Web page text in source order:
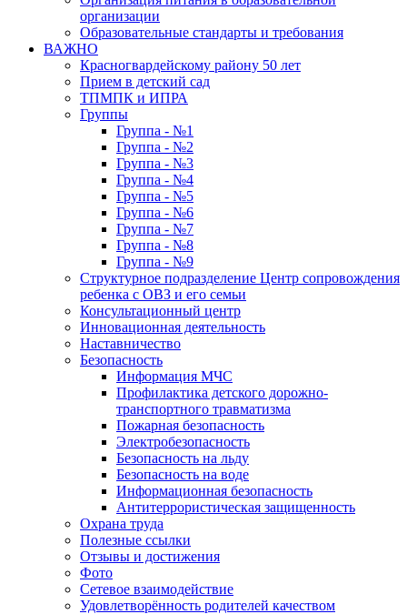
организации
Образовательные стандарты и требования
ВАЖНО
Красногвардейскому району 50 лет
Прием в детский сад
ТПМПК и ИПРА
Группы
Группа - №1
Группа - №2
Группа - №3
Группа - №4
Группа - №5
Группа - №6
Группа - №7
Группа - №8
Группа - №9
Структурное подразделение Центр сопровождения
ребенка с ОВЗ и его семьи
Консультационный центр
Инновационная деятельность
Наставничество
Безопасность
Информация МЧС
Профилактика детского дорожно-
транспортного травматизма
Пожарная безопасность
Электробезопасность
Безопасность на льду
Безопасность на воде
Информационная безопасность
Антитеррористическая защищенность
Охрана труда
Полезные ссылки
Отзывы и достижения
Фото
Сетевое взаимодействие
Удовлетворённость родителей качеством